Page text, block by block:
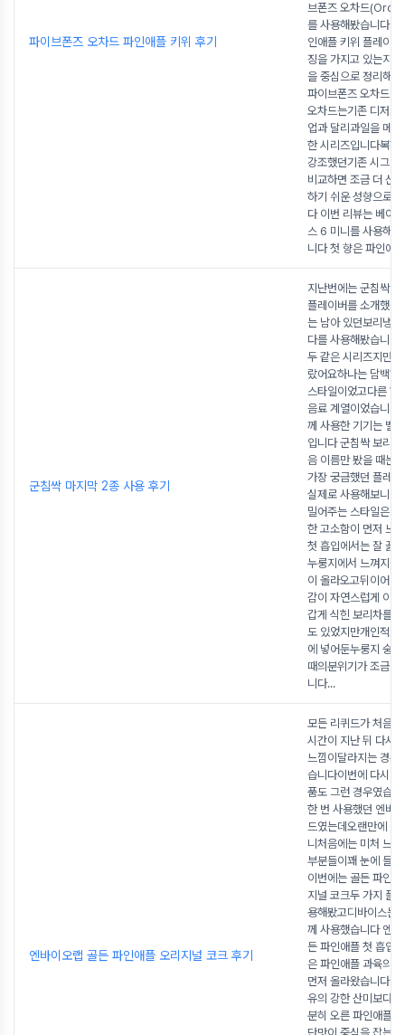
파이브폰즈 오차드 파인애플 키위 후기
브폰즈 오차드
를 사용해봤습니다그
인애플 키위 플레이
징을 가지고 있는지
을 중심으로 정리해
파이브폰즈 오차드
오차드는기존 디저트
업과 달리과일을 메
한 시리즈입니다복합
강조했던기존 시그니
비교하면 조금 더 산
하기 쉬운 성향으로
다 이번 리뷰는 베이
스 6 미니를 사용해
니다 첫 향은 파인애
군침싹 마지막 2종 사용 후기
지난번에는 군침싹
플레이버를 소개했는
는 남아 있던보리냉
다를 사용해봤습니다
두 같은 시리즈지만
랐어요하나는 담백하
스타일이었고다른 하
음료 계열이었습니다
께 사용한 기기는 벨
입니다 군침싹 보리
음 이름만 봤을 때는
가장 궁금했던 플레
실제로 사용해보니
밀어주는 스타일은
한 고소함이 먼저 느
첫 흡입에서는 잘 끓
누룽지에서 느껴지는
이 올라오고뒤이어
감이 자연스럽게 이
갑게 식힌 보리차를
도 있었지만개인적으
에 넣어둔누룽지 숭
때의분위기가 조금
니다...
엔바이오랩 골든 파인애플 오리지널 코크 후기
모든 리퀴드가 처음
시간이 지난 뒤 다시
느낌이달라지는 경우
습니다이번에 다시
품도 그런 경우였습
한 번 사용했던 엔바
드였는데오랜만에 다
니처음에는 미처 느
부분들이꽤 눈에 들
이번에는 골든 파인
지널 코크두 가지 플
용해봤고디바이스는
께 사용했습니다 엔
든 파인애플 첫 흡입
은 파인애플 과육의
먼저 올라왔습니다생
유의 강한 산미보다
분히 오른 파인애플